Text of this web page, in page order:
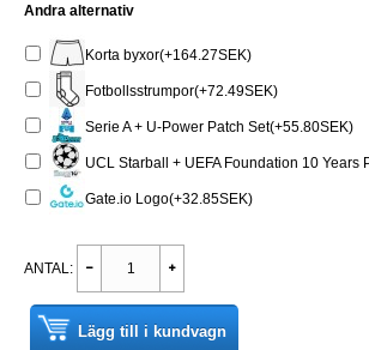
Andra alternativ
Korta byxor(+164.27SEK)
Fotbollsstrumpor(+72.49SEK)
Serie A + U-Power Patch Set(+55.80SEK)
UCL Starball + UEFA Foundation 10 Years
Gate.io Logo(+32.85SEK)
ANTAL:
Lägg till i kundvagn